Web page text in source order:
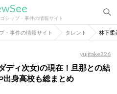
シップ・事件の情報サイト
・事件の情報サイト タレント 林下柔
yujitake226
ディ次女)の現在！旦那との結
出身高校も総まとめ